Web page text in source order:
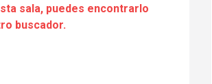
sala, puedes encontrarlo
buscador.